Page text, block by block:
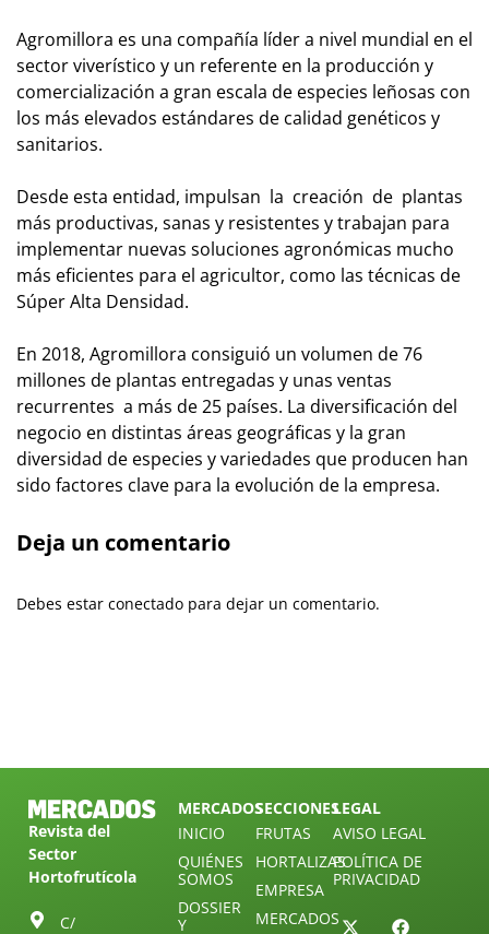
Agromillora es una compañía líder a nivel mundial en el
sector viverístico y un referente en la producción y
comercialización a gran escala de especies leñosas con
los más elevados estándares de calidad genéticos y
sanitarios.
Desde esta entidad, impulsan la creación de plantas
más productivas, sanas y resistentes y trabajan para
implementar nuevas soluciones agronómicas mucho
más eficientes para el agricultor, como las técnicas de
Súper Alta Densidad.
En 2018, Agromillora consiguió un volumen de 76
millones de plantas entregadas y unas ventas
recurrentes a más de 25 países. La diversificación del
negocio en distintas áreas geográficas y la gran
diversidad de especies y variedades que producen han
sido factores clave para la evolución de la empresa.
Deja un comentario
Debes estar conectado para dejar un comentario.
Revista del
Sector
Hortofrutícola
C/
MERCADOS
INICIO
QUIÉNES
SOMOS
DOSSIER
Y
SECCIONES
FRUTAS
HORTALIZAS
EMPRESA
MERCADOS
LEGAL
AVISO LEGAL
POLÍTICA DE
PRIVACIDAD